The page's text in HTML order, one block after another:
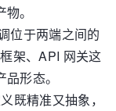
。
位于两端之间的
架、API 网关这
形态。
既精准又抽象，